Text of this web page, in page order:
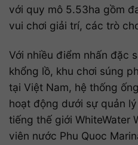
với quy mô 5.53ha gồm
vui chơi giải trí, các trò
Với nhiều điểm nhấn đặc
khổng lồ, khu chơi súng
tại Việt Nam, hệ thống
hoạt động dưới sự quản
tiếng thế giới WhiteWater
viên nước Phu Quoc